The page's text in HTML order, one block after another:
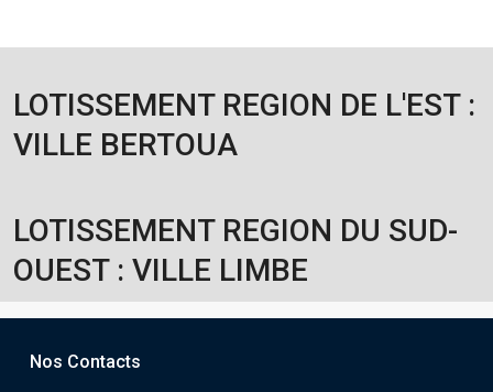
LOTISSEMENT REGION DE L'EST :
VILLE BERTOUA
LOTISSEMENT REGION DU SUD-
OUEST : VILLE LIMBE
Nos Contacts